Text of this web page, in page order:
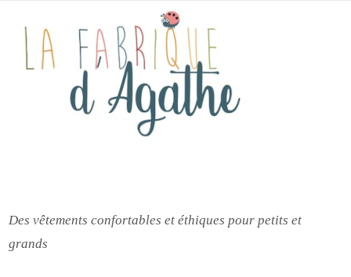
contenu
Des vêtements confortables et éthiques pour petits et
grands